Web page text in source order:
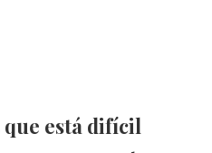
está difícil